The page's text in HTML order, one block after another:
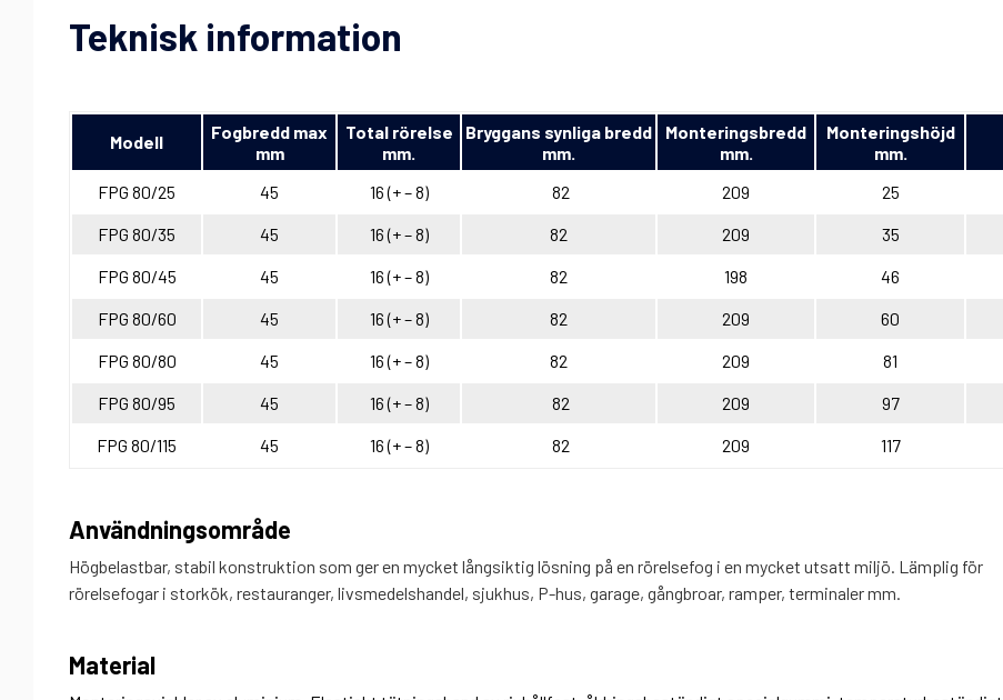
Teknisk information
Modell
Fogbredd max
mm
Total rörelse
mm.
Bryggans synliga bredd
mm.
Monteringsbredd
mm.
Monteringshöjd
mm.
FPG 80/25
45 16 (+ – 8) 82 209 25
FPG 80/35
45 16 (+ – 8) 82 209 35
FPG 80/45
45 16 (+ – 8) 82 198 46
FPG 80/60
45 16 (+ – 8) 82 209 60
FPG 80/80
45 16 (+ – 8) 82 209 81
FPG 80/95
45 16 (+ – 8) 82 209 97
FPG 80/115
45 16 (+ – 8) 82 209 117
Användningsområde
Högbelastbar, stabil konstruktion som ger en mycket långsiktig lösning på en rörelsefog i en mycket utsatt miljö. Lämplig för
rörelsefogar i storkök, restauranger, livsmedelshandel, sjukhus, P-hus, garage, gångbroar, ramper, terminaler mm.
Material